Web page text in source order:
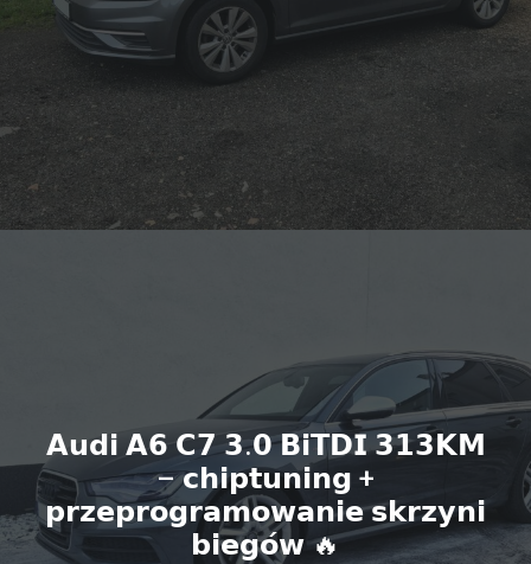
𝗔𝘂𝗱𝗶 𝗔𝟲 𝗖𝟳 𝟯.𝟬 𝗕𝗶𝗧𝗗𝗜 𝟯𝟭𝟯𝗞𝗠
– 𝗰𝗵𝗶𝗽𝘁𝘂𝗻𝗶𝗻𝗴 +
𝗽𝗿𝘇𝗲𝗽𝗿𝗼𝗴𝗿𝗮𝗺𝗼𝘄𝗮𝗻𝗶𝗲 𝘀𝗸𝗿𝘇𝘆𝗻𝗶
𝗯𝗶𝗲𝗴𝗼́𝘄 🔥